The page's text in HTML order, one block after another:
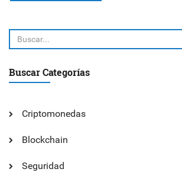
Buscar Categorías
Criptomonedas
Blockchain
Seguridad